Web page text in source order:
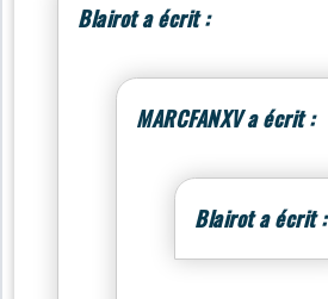
Blairot a écrit :
MARCFANXV a écrit :
Blairot a écrit :